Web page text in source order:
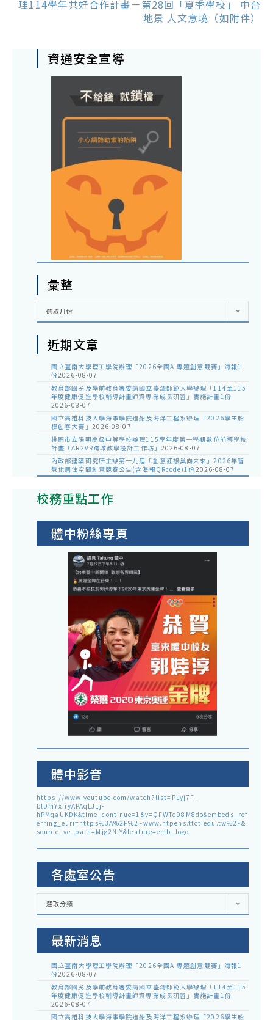
理114學年共好合作計畫－第28回「夏季學校」 中台
地景 人文意境（如附件）
資通安全宣導
彙整
彙
選取月份
近期文章
國立臺南大學理工學院辦理「2026全國AI專題創意競賽」海報1
份2026-08-07
教育部國民及學前教育署委請國立臺灣師範大學辦理「114至115
年度健康促進學校輔導計畫師資專業成長研習」實施計畫1份
2026-08-07
國立高雄科技大學海事學院造船及海洋工程系辦理「2026學生船
模創客大賽」 2026-08-07
桃園市立陽明高級中等學校辦理115學年度第一學期數位前導學校
計畫「AR2VR跨域教學設計工作坊」 2026-08-07
內政部建築研究所主辦第十九屆「創意狂想巢向未來」2026年智
慧化居住空間創意競賽公告(含海報QRcode)1份2026-08-07
校務重點工作
體中粉絲專頁
體中影音
https://www.youtube.com/watch?list=PLyj7F-
blDmYxiryAPAqLJLj-
hPMqaUKDK&time_continue=1&v=QFWTd08M8do&embeds_ref
erring_euri=https%3A%2F%2Fwww.ntpehs.ttct.edu.tw%2F&
source_ve_path=Mjg2NjY&feature=emb_logo
各處室公告
各
室
選取分類
最新消息
國立臺南大學理工學院辦理「2026全國AI專題創意競賽」海報1
份2026-08-07
教育部國民及學前教育署委請國立臺灣師範大學辦理「114至115
年度健康促進學校輔導計畫師資專業成長研習」實施計畫1份
2026-08-07
國立高雄科技大學海事學院造船及海洋工程系辦理「2026學生船